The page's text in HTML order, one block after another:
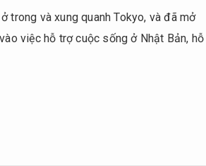
trong và xung quanh Tokyo, và đã mở
việc hỗ trợ cuộc sống ở Nhật Bản, hỗ